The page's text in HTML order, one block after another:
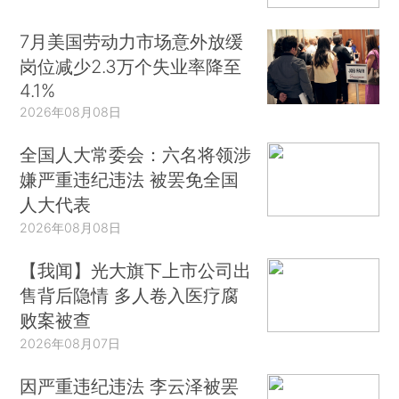
7月美国劳动力市场意外放缓
岗位减少2.3万个失业率降至
4.1%
2026年08月08日
全国人大常委会：六名将领涉
嫌严重违纪违法 被罢免全国
人大代表
2026年08月08日
【我闻】光大旗下上市公司出
售背后隐情 多人卷入医疗腐
败案被查
2026年08月07日
因严重违纪违法 李云泽被罢